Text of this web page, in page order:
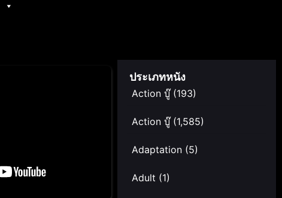
ประเภทหนัง
Action บู๊(193)
Action บู๊(1,585)
Adaptation (5)
Adult (1)